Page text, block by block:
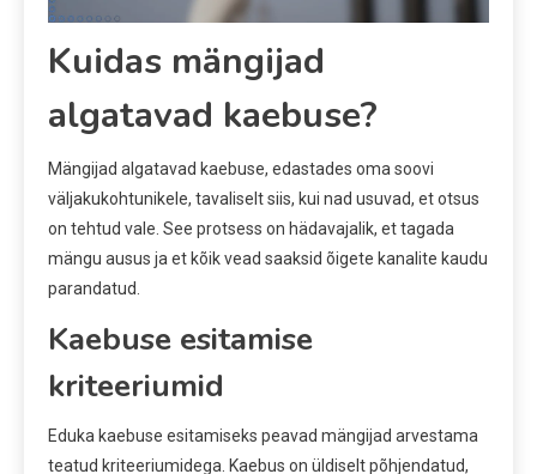
Kuidas mängijad
algatavad kaebuse?
Mängijad algatavad kaebuse, edastades oma soovi
väljakukohtunikele, tavaliselt siis, kui nad usuvad, et otsus
on tehtud vale. See protsess on hädavajalik, et tagada
mängu ausus ja et kõik vead saaksid õigete kanalite kaudu
parandatud.
Kaebuse esitamise
kriteeriumid
Eduka kaebuse esitamiseks peavad mängijad arvestama
teatud kriteeriumidega. Kaebus on üldiselt põhjendatud,